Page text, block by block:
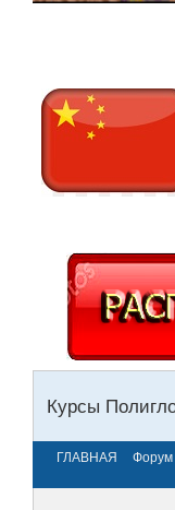
Курсы
ГЛАВНАЯ Форум